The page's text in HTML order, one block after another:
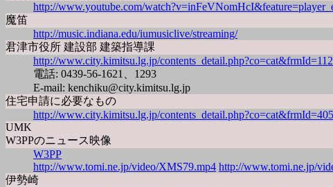
http://www.youtube.com/
魔笛
http://music.indiana.edu/iumusiclive/streaming/
君津市役所 建設部 建築指導課
http://www.city.kimitsu.lg.jp/
電話: 0439-56-1621、1293
E-mail: kenchiku@city.kimitsu.lg.jp
住宅申請に必要なもの
http://www.city.kimitsu.lg.jp/
UMK
W3PPのニュース映像
W3PP
http://www.tomi.ne.jp/video/XMS79.mp4 http://www.tomi.ne.jp/
伊勢崎